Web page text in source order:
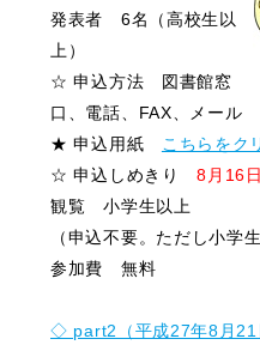
発表者 6名（高校生以
上）
☆ 申込方法 図書館窓
口、電話、FAX、メール
★ 申込用紙
こちらをク
☆ 申込しめきり8月16
観覧 小学生以上
（申込不要。ただし小学
参加費 無料
◇ part2（平成27年8月21